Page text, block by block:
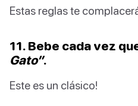
Estas reglas te
11. Bebe cada vez
Gato”.
Este es un clásico!